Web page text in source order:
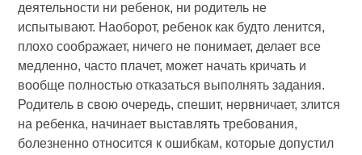
деятельности ни ребенок, ни родитель не
испытывают. Наоборот, ребенок как будто ленится,
плохо соображает, ничего не понимает, делает все
медленно, часто плачет, может начать кричать и
вообще полностью отказаться выполнять задания.
Родитель в свою очередь, спешит, нервничает, злится
на ребенка, начинает выставлять требования,
болезненно относится к ошибкам, которые допустил